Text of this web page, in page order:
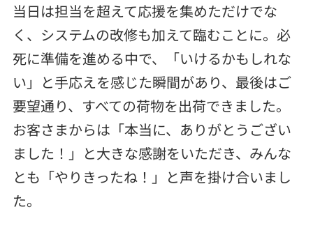
当日は担当を超えて応援を集めただけでな
く、システムの改修も加えて臨むことに。必
死に準備を進める中で、「いけるかもしれな
い」と手応えを感じた瞬間があり、最後はご
要望通り、すべての荷物を出荷できました。
お客さまからは「本当に、ありがとうござい
ました！」と大きな感謝をいただき、みんな
とも「やりきったね！」と声を掛け合いまし
た。